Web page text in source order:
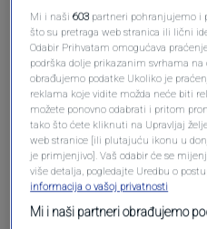
Mi i naši603 partneri pohranjujemo i
što su pretraga web stranica ili lični
Odabir Prihvatam omogućava
podrška dolje prikazanim svrhama
obrađujemo podatke Ukoliko je
reklama koje vidite možda neće biti
možete ponovno odabrati i pritom
tako što ćete kliknuti na Upravljaj
web stranice [ili plutajuću ikonu u
je primjenjivo]. Vaš odabir će se
više detalja, pogledajte Uredbu o
informacija o vašoj privatnosti
Mi i naši partneri obrađujemo